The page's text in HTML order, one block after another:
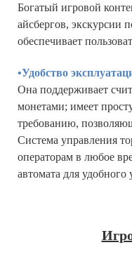
Богатый игровой
айсбергов, экскурсии
обеспечивает
•Удобство
Она поддерживает
монетами; имеет
требованию,
Система управления
операторам в любое
автомата для удобного